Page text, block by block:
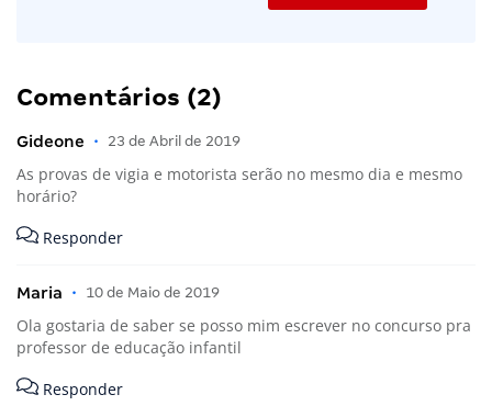
Comentários (2)
Gideone • 23 de Abril de 2019
As provas de vigia e motorista serão no mesmo dia e mesmo
horário?
Responder
Maria • 10 de Maio de 2019
Ola gostaria de saber se posso mim escrever no concurso pra
professor de educação infantil
Responder